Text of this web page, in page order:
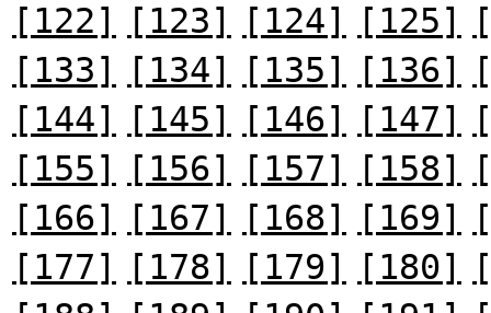
[122]
[123] [124] [125]
[133]
[134] [135] [136]
[144]
[145] [146] [147]
[155]
[156] [157] [158]
[166]
[167] [168] [169]
[177]
[178] [179] [180]